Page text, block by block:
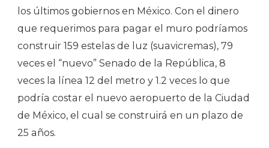
los últimos gobiernos en México. Con el dinero
que requerimos para pagar el muro podríamos
construir 159 estelas de luz (suavicremas), 79
veces el “nuevo” Senado de la República, 8
veces la línea 12 del metro y 1.2 veces lo que
podría costar el nuevo aeropuerto de la Ciudad
de México, el cual se construirá en un plazo de
25 años.